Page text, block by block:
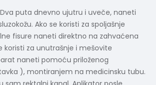
puta dnevno ujutru i uveče, naneti
Ako se koristi za spoljašnje
fisure naneti direktno na zahvaćena
koristi za unutrašnje i mešovite
naneti pomoću priloženog
), montiranjem na medicinsku tubu.